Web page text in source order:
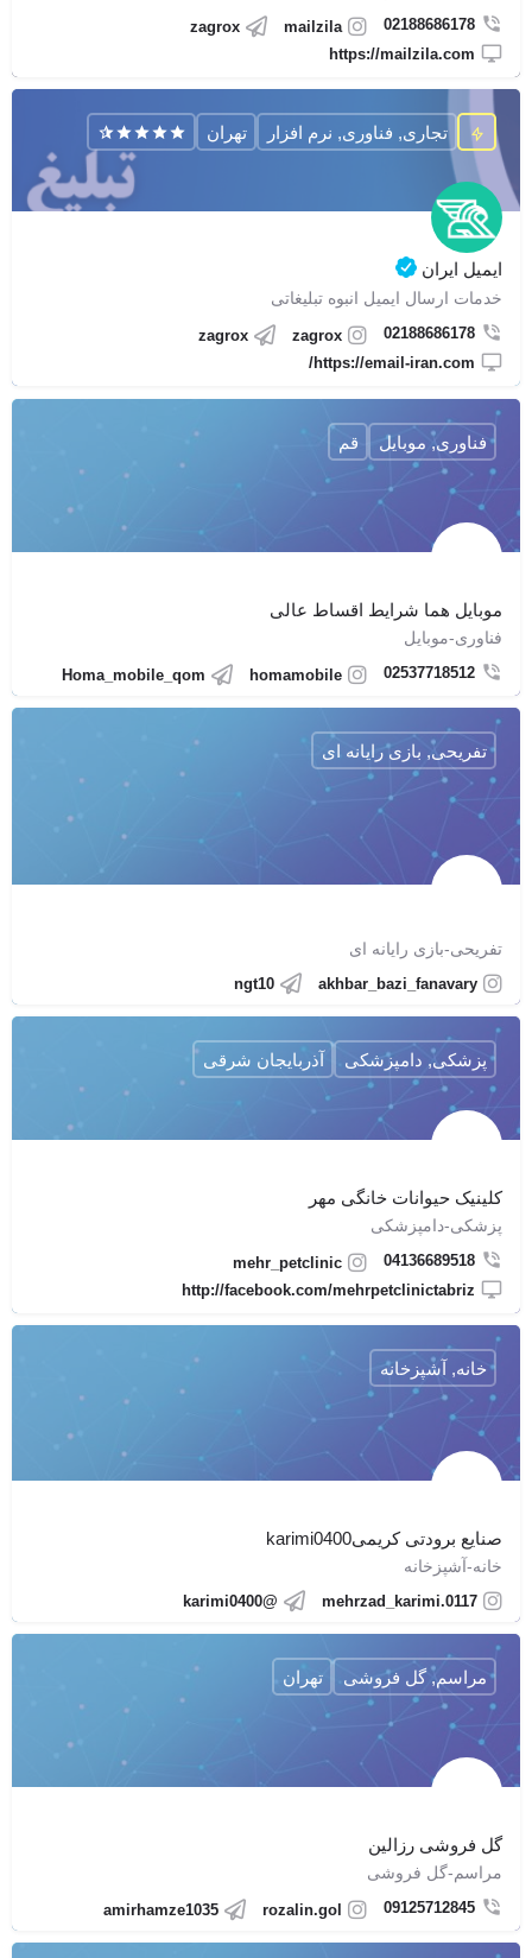
02188686178
mailzila
zagrox
https://mailzila.com
ایمیل ایران
خدمات ارسال ایمیل انبوه تبلیغاتی
02188686178
zagrox
zagrox
https://email-iran.com/
تجاری, فناوری, نرم افزار تهران
موبایل هما شرایط اقساط عالی
فناوری-موبایل
02537718512
homamobile
Homa_mobile_qom
فناوری, موبایل قم
تفریحی-بازی رایانه ای
akhbar_bazi_fanavary
ngt10
تفریحی, بازی رایانه ای
کلینیک حیوانات خانگی مهر
پزشکی-دامپزشکی
04136689518
mehr_petclinic
http://facebook.com/mehrpetclinictabriz
پزشکی, دامپزشکی آذربایجان شرقی
صنایع برودتی کریمیkarimi0400
خانه-آشپزخانه
mehrzad_karimi.0117
@karimi0400
خانه, آشپزخانه
مراسم-گل فروشی
09125712845
rozalin.gol
amirhamze1035
مراسم, گل فروشی تهران